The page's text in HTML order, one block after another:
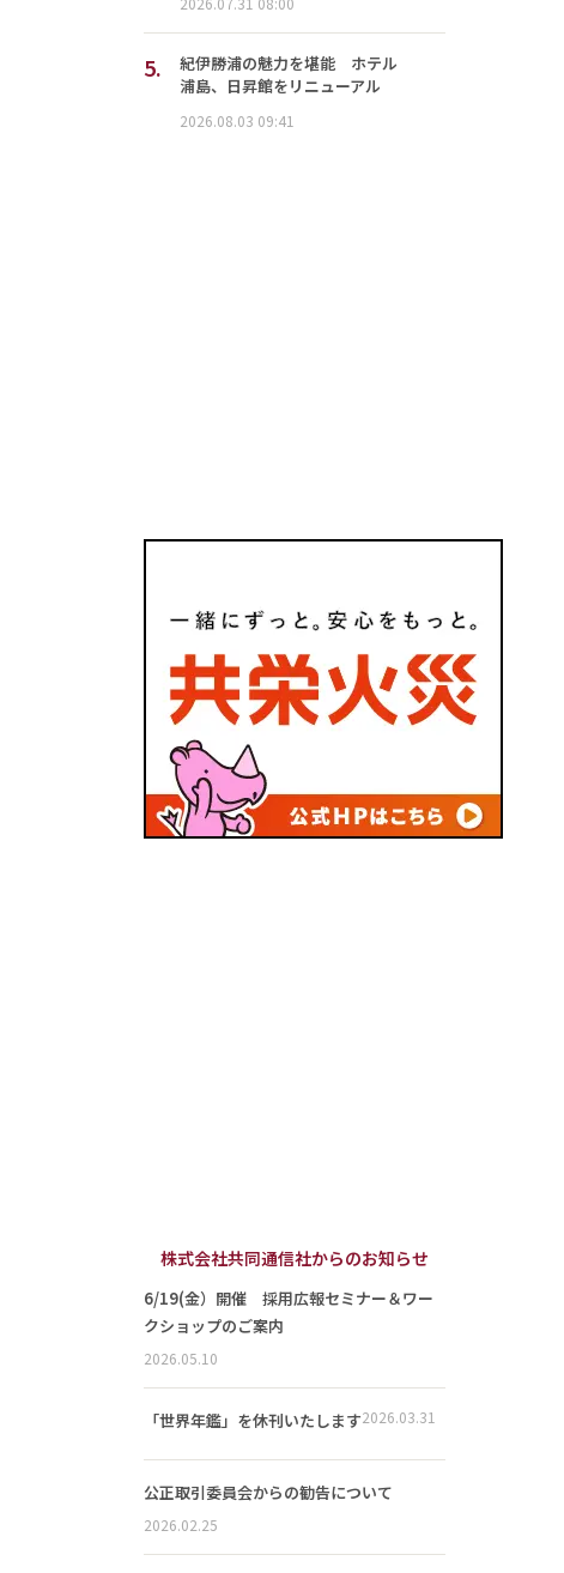
5.
紀伊勝浦の魅力を堪能 ホテル
浦島、日昇館をリニューアル
2026.08.03 09:41
株式会社共同通信社からのお知らせ
6/19(金）開催 採用広報セミナー＆ワー
クショップのご案内
2026.05.10
「世界年鑑」を休刊いたします2026.03.31
公正取引委員会からの勧告について
2026.02.25